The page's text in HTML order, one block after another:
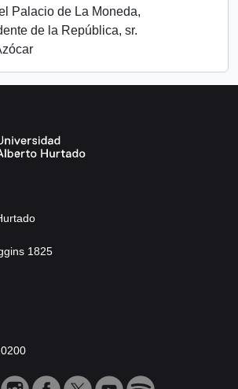
Palacio de La Moneda,
de la República, sr.
1825